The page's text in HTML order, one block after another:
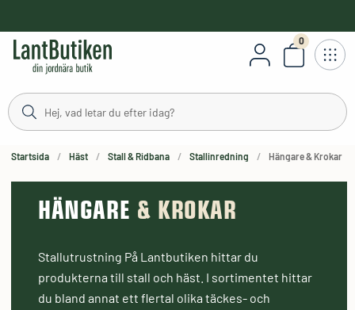
0
Antal
Startsida Häst Stall & Ridbana Stallinredning Hängare & Krokar
HÄNGARE & KROKAR
Stallutrustning På Lantbutiken hittar du
produkterna till stall och häst. I sortimentet hittar
du bland annat ett flertal olika täckes- och